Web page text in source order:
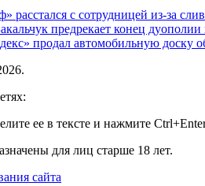
расстался с сотрудницей из-за
предрекает конец дуополии
продал автомобильную доску
ее в тексте и нажмите
для лиц старше 18 лет.
сайта